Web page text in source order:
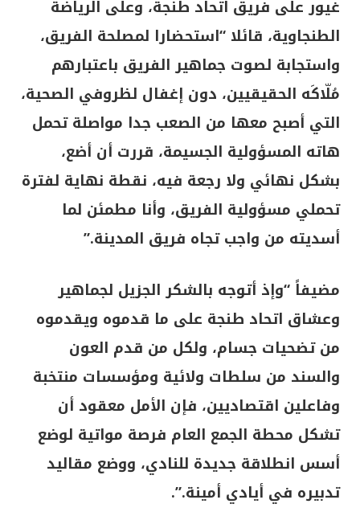
غيور على فريق اتحاد طنجة، وعلى الرياضة
الطنجاوية، قائلا “استحضارا لمصلحة الفريق،
واستجابة لصوت جماهير الفريق باعتبارهم
مُلّاكَه الحقيقيين، دون إغفال لظروفي الصحية،
التي أصبح معها من الصعب جدا مواصلة تحمل
هاته المسؤولية الجسيمة، قررت أن أضع،
بشكل نهائي ولا رجعة فيه، نقطة نهاية لفترة
تحملي مسؤولية الفريق، وأنا مطمئن لما
أسديته من واجب تجاه فريق المدينة.”
مضيفاً “وإذ أتوجه بالشكر الجزيل لجماهير
وعشاق اتحاد طنجة على ما قدموه ويقدموه
من تضحيات جسام، ولكل من قدم العون
والسند من سلطات ولائية ومؤسسات منتخبة
وفاعلين اقتصاديين، فإن الأمل معقود أن
تشكل محطة الجمع العام فرصة مواتية لوضع
أسس انطلاقة جديدة للنادي، ووضع مقاليد
تدبيره في أيادي أمينة.”.